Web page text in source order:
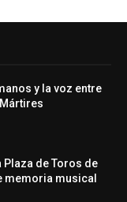
y la voz entre
Plaza de Toros de
memoria musical